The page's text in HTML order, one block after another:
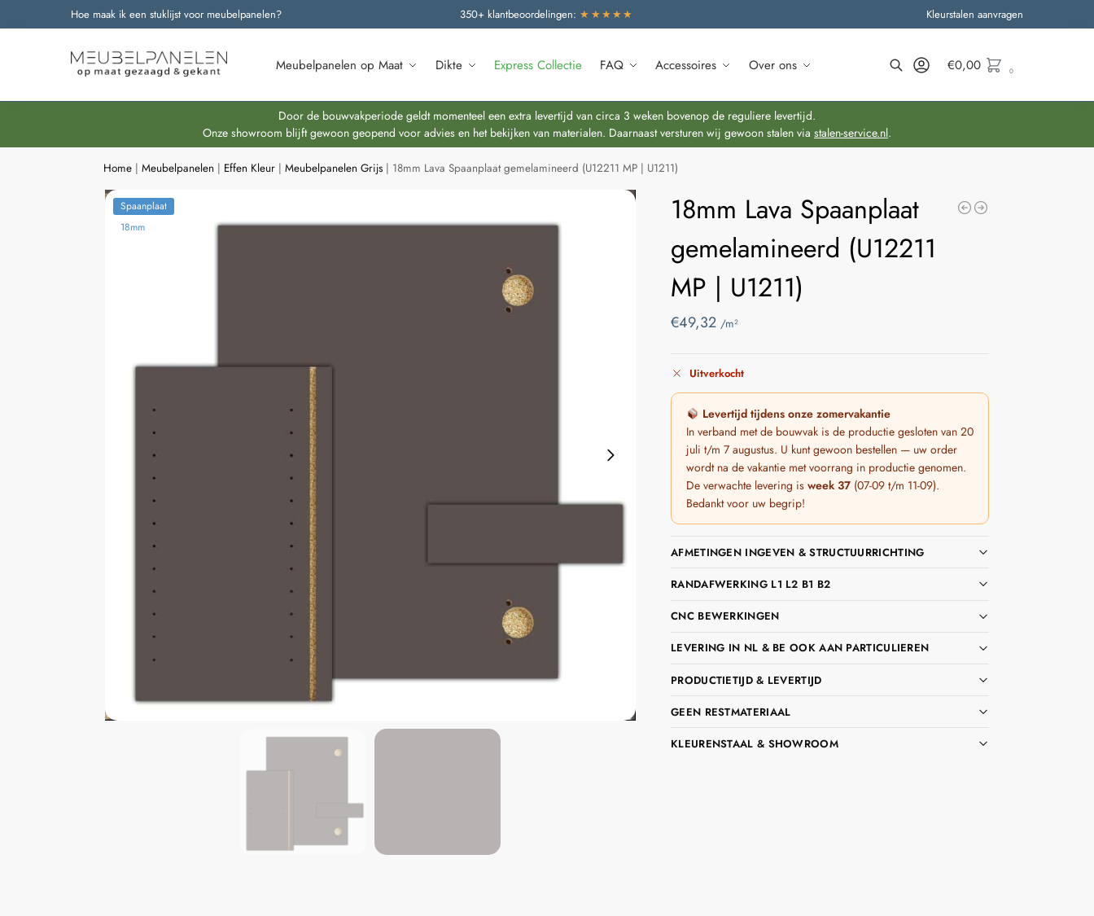
Hoe maak ik een stuklijst voor meubelpanelen? 350+ klantbeoordelingen: ★★★★★ Kleurstalen aanvragen
Meubelpanelen op Maat Dikte Express Collectie FAQ Accessoires Over ons
Onze nieuwste producten
€0,00 0
Door de bouwvakperiode geldt momenteel een extra levertijd van circa 3 weken bovenop de reguliere levertijd.
Onze showroom blijft gewoon geopend voor advies en het bekijken van materialen. Daarnaast versturen wij gewoon stalen via stalen-service.nl.
Home |Meubelpanelen | Effen Kleur |Meubelpanelen Grijs | 18mm Lava Spaanplaat gemelamineerd (U12211 MP | U1211)
Spaanplaat
18mm
18mm Lava Spaanplaat
gemelamineerd (U12211
MP | U1211)
€49,32 /m²
Uitverkocht
Levertijd tijdens onze zomervakantie
In verband met de bouwvak is de productie gesloten van 20
juli t/m 7 augustus. U kunt gewoon bestellen — uw order
wordt na de vakantie met voorrang in productie genomen.
De verwachte levering isweek 37 (07-09 t/m 11-09).
Bedankt voor uw begrip!
AFMETINGEN INGEVEN & STRUCTUURRICHTING
RANDAFWERKING L1 L2 B1 B2
CNC BEWERKINGEN
LEVERING IN NL & BE OOK AAN PARTICULIEREN
PRODUCTIETIJD & LEVERTIJD
GEEN RESTMATERIAAL
KLEURENSTAAL & SHOWROOM